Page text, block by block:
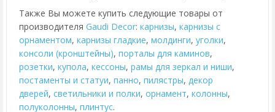
Также Вы можете купить следующие товары от
производителя Gaudi Decor: карнизы, карнизы с
орнаментом, карнизы гладкие, молдинги, уголки,
консоли (кронштейны), порталы для каминов,
розетки, купола, кессоны, рамы для зеркал и ниши,
постаменты и статуи, панно, пилястры, декор
дверей, cветильники и полки, орнамент, колонны,
полуколонны, плинтус.